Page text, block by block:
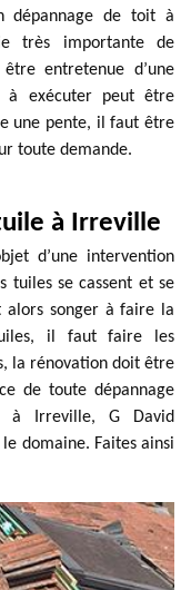
dépannage de toit à
très importante de
entretenue d’une
à exécuter peut être
une pente, il faut être
toute demande.
à Irreville
d’une intervention
tuiles se cassent et se
alors songer à faire la
il faut faire les
la rénovation doit être
de toute dépannage
à Irreville, G David
domaine. Faites ainsi